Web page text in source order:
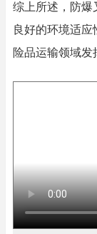
综上所述，防爆
良好的环境适
险品运输领域发